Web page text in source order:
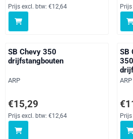
Prijs excl. btw: €12,64
SB Chevy 350
drijfstangbouten
Merk:
ARP
Prijs: 15,29, exclusief btw: 12,64
€15,29
Prijs excl. btw: €12,64
SB
kop
Merk:
ARP